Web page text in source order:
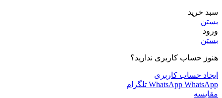
سبد خرید
بستن
ورود
بستن
هنوز حساب کاربری ندارید؟
ایجاد حساب کاربری
WhatsApp WhatsApp
تلگرام
مقایسه